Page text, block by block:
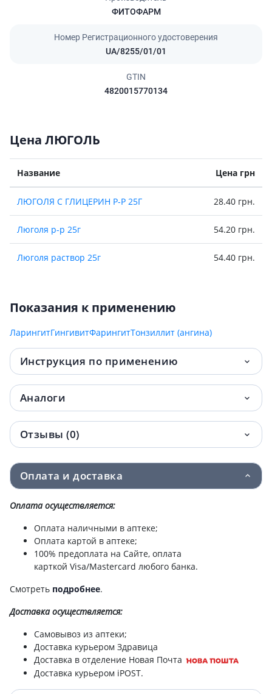
ФИТОФАРМ
Номер Регистрационного удостоверения
UA/8255/01/01
GTIN
4820015770134
Цена ЛЮГОЛЬ
Название Цена грн
ЛЮГОЛЯ С ГЛИЦЕРИН Р-Р 25Г 28.40 грн.
Люголя р-р 25г 54.20 грн.
Люголя раствор 25г 54.40 грн.
Показания к применению
ЛарингитГингивитФарингитТонзиллит (ангина)
Инструкция по применению
Аналоги
Отзывы (0)
Оплата и доставка
Оплата осуществляется:
Оплата наличными в аптеке;
Оплата картой в аптеке;
100% предоплата на Сайте, оплата
карткой Visa/Mastercard любого банка.
Смотреть подробнее.
Доставкаосуществляется:
Самовывоз из аптеки;
Доставка курьером Здравица
Доставка в отделение Новая Почта
Доставка курьером iPOST.